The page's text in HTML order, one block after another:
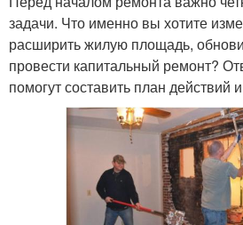
задачи. Что именно вы хотите
расширить жилую площадь,
провести капитальный ремонт?
помогут составить план действий